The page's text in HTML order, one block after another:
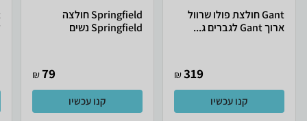
Gant חולצת פולו שרוול
ארוך Gant לגברים ג...
319
₪
קנו עכשיו
Springfield חולצה
Springfield נשים
79
₪
קנו עכשיו